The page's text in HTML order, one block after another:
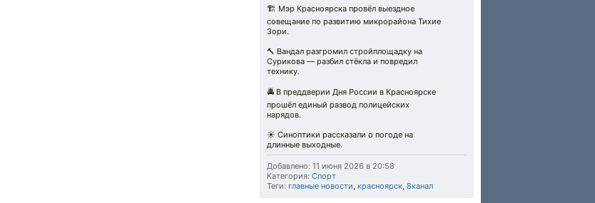
🏗 Мэр Красноярска провёл выездное
совещание по развитию микрорайона Тихие
Зори.
🔨 Вандал разгромил стройплощадку на
Сурикова — разбил стёкла и повредил
технику.
🚔 В преддверии Дня России в Красноярске
прошёл единый развод полицейских
нарядов.
☀️ Синоптики рассказали о погоде на
длинные выходные.
Добавлено: 11 июня 2026 в 20:58
Категория: Спорт
Теги: главные новости, красноярск, 8канал